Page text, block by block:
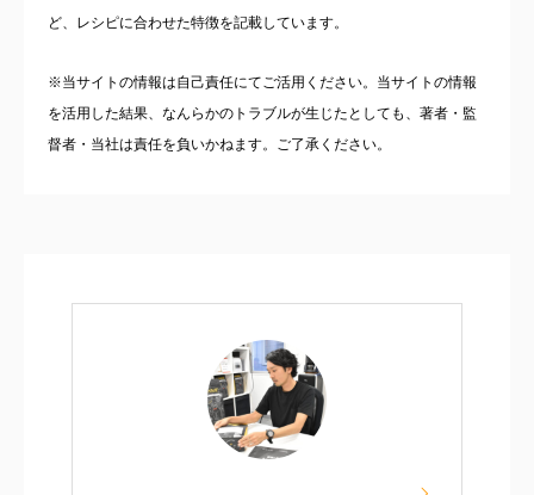
ど、レシピに合わせた特徴を記載しています。
※当サイトの情報は自己責任にてご活用ください。当サイトの情報
を活用した結果、なんらかのトラブルが生じたとしても、著者・監
督者・当社は責任を負いかねます。ご了承ください。